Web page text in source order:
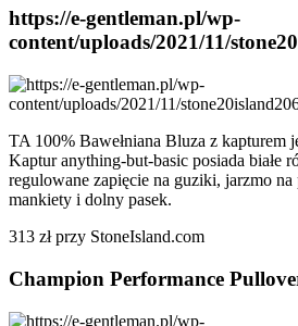
https://e-gentleman.pl/wp-
content/uploads/2021/11/
TA 100% Bawełniana Bluza z kapturem
Kaptur anything-but-basic posiada białe
regulowane zapięcie na guziki, jarzmo
mankiety i dolny pasek.
313 zł przy StoneIsland.com
Champion Performance